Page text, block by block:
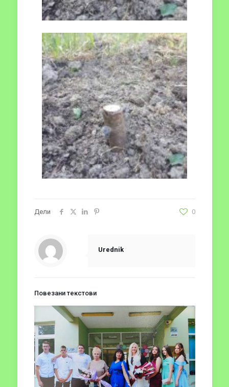
Дели 0
Urednik
Повезани текстови